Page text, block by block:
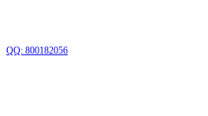
QQ: 800182056